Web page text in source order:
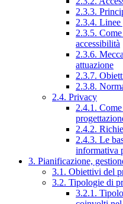
2.3.3.
2.3.4. Linee
2.3.5.
accessibilità
2.3.6.
attuazione
2.3.7.
2.3.8.
2.4. Privacy
2.4.1.
2.4.2.
2.4.3. Le
informativa
3. Pianificazione,
3.1. Obiettivi del
3.2. Tipologie di
3.2.1.